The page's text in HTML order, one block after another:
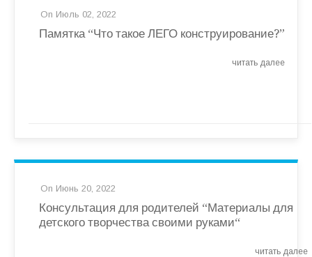
On Июль 02, 2022
Памятка “Что такое ЛЕГО конструирование?”
читать далее
On Июнь 20, 2022
Консультация для родителей “Материалы для
детского творчества своими руками“
читать далее